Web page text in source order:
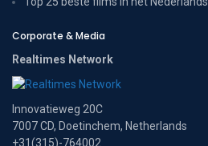
Corporate & Media
Realtimes Network
Innovatieweg 20C
7007 CD, Doetinchem, Netherlands
+31(315)-764002